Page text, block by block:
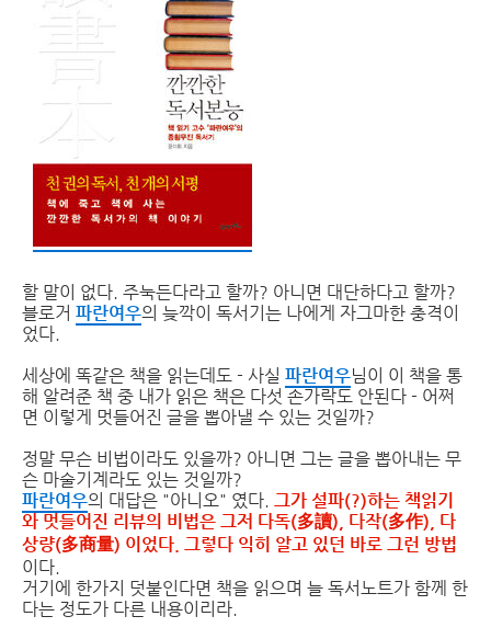
할 말이 없다. 주눅든다라고 할까? 아니면 대단하다고 할까?
블로거 파란여우의 늦깍이 독서기는 나에게 자그마한 충격이
었다.
세상에 똑같은 책을 읽는데도 - 사실 파란여우님이 이 책을 통
해 알려준 책 중 내가 읽은 책은 다섯 손가락도 안된다 - 어쩌
면 이렇게 멋들어진 글을 뽑아낼 수 있는 것일까?
정말 무슨 비법이라도 있을까? 아니면 그는 글을 뽑아내는 무
슨 마술기계라도 있는 것일까?
파란여우의 대답은 "아니오" 였다. 그가 설파(?)하는 책읽기
와 멋들어진 리뷰의 비법은 그저 다독(多讀), 다작(多作), 다
상량(多商量) 이었다. 그렇다 익히 알고 있던 바로 그런 방법
이다.
거기에 한가지 덧붙인다면 책을 읽으며 늘 독서노트가 함께 한
다는 정도가 다른 내용이리라.